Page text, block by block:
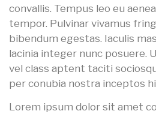
convallis. Tempus leo eu
tempor. Pulvinar vivamus
bibendum egestas. Iaculis
lacinia integer nunc posuere.
vel class aptent taciti
per conubia nostra inceptos
Lorem ipsum dolor sit amet